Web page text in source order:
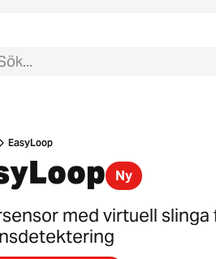
EasyLoop
Ny
med virtuell slinga